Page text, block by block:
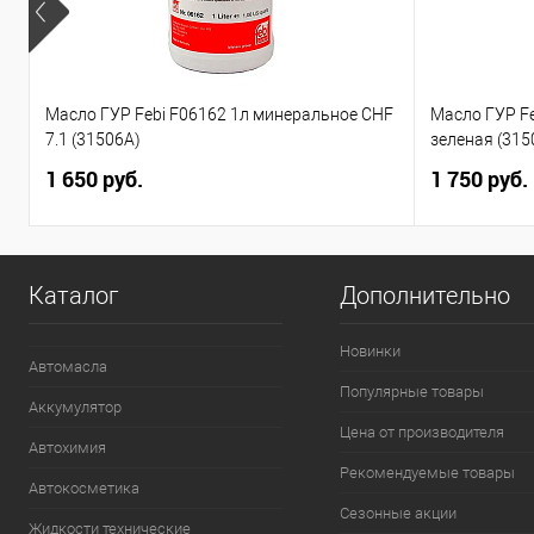
Масло ГУР Febi F06162 1л минеральное CHF
7.1 (31506A)
1 650 руб.
Масло ГУР
зеленая
1 750 руб.
Каталог
Автомасла
Аккумулятор
Автохимия
Автокосметика
Жидкости технические
Дополнительно
Новинки
Популярные товары
Цена от производителя
Рекомендуемые товары
Сезонные акции